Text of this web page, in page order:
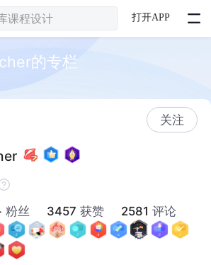
打开APP
的专栏
关注
粉丝 3457 获赞 2581 评论